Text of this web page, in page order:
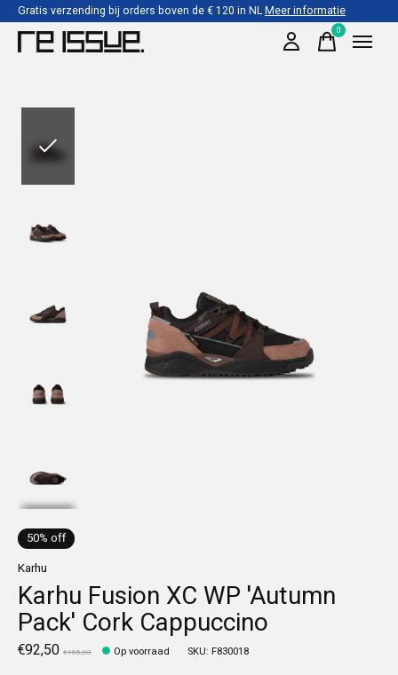
Gratis verzending bij orders boven de € 120 in NLMeer informatie
0items
50% off
Karhu
Karhu Fusion XC WP 'Autumn
Pack' Cork Cappuccino
€92,50 €185,00 Op voorraad SKU: F830018